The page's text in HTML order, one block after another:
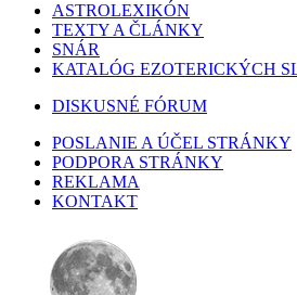
ASTROLEXIKÓN
TEXTY A ČLÁNKY
SNÁR
KATALÓG EZOTERICKÝCH
DISKUSNÉ FÓRUM
POSLANIE A ÚČEL STRÁNKY
PODPORA STRÁNKY
REKLAMA
KONTAKT